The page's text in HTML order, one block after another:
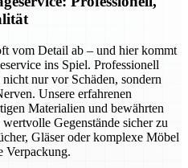
vom Detail ab – und hier kommt
ins Spiel. Professionell
nur vor Schäden, sondern
Unsere erfahrenen
Materialien und bewährten
Gegenstände sicher zu
Gläser oder komplexe Möbel
Verpackung.